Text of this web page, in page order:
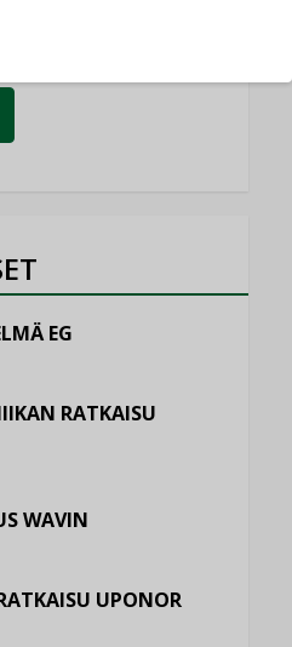
EG
RATKAISU
WAVIN
UPONOR